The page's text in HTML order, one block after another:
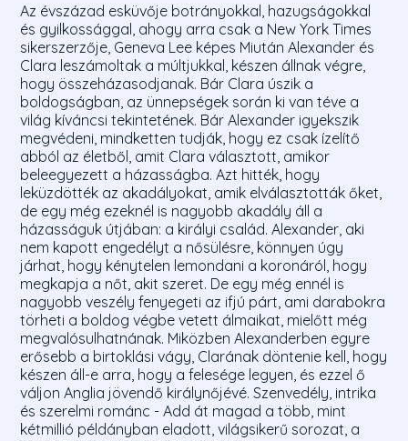
Az évszázad esküvője botrányokkal, hazugságokkal
és gyilkossággal, ahogy arra csak a New York Times
sikerszerzője, Geneva Lee képes Miután Alexander és
Clara leszámoltak a múltjukkal, készen állnak végre,
hogy összeházasodjanak. Bár Clara úszik a
boldogságban, az ünnepségek során ki van téve a
világ kíváncsi tekintetének. Bár Alexander igyekszik
megvédeni, mindketten tudják, hogy ez csak ízelítő
abból az életből, amit Clara választott, amikor
beleegyezett a házasságba. Azt hitték, hogy
leküzdötték az akadályokat, amik elválasztották őket,
de egy még ezeknél is nagyobb akadály áll a
házasságuk útjában: a királyi család. Alexander, aki
nem kapott engedélyt a nősülésre, könnyen úgy
járhat, hogy kénytelen lemondani a koronáról, hogy
megkapja a nőt, akit szeret. De egy még ennél is
nagyobb veszély fenyegeti az ifjú párt, ami darabokra
törheti a boldog végbe vetett álmaikat, mielőtt még
megvalósulhatnának. Miközben Alexanderben egyre
erősebb a birtoklási vágy, Clarának döntenie kell, hogy
készen áll-e arra, hogy a felesége legyen, és ezzel ő
váljon Anglia jövendő királynőjévé. Szenvedély, intrika
és szerelmi románc - Add át magad a több, mint
kétmillió példányban eladott, világsikerű sorozat, a